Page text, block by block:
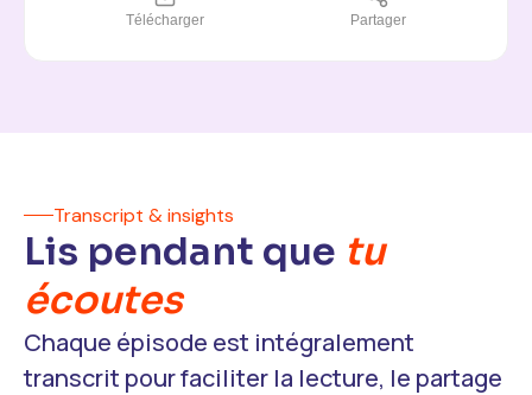
Télécharger Partager
Transcript & insights
Lis pendant que tu
écoutes
Chaque épisode est intégralement
transcrit pour faciliter la lecture, le partage